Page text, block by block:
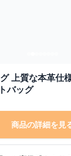
上質な本革仕
バッグ
商品の詳細を見